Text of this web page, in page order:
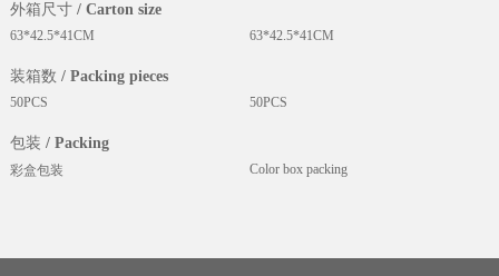
外箱尺寸 / Carton size
63*42.5*41CM 63*42.5*41CM
装箱数 / Packing pieces
50PCS 50PCS
包装 / Packing
彩盒包装 Color box packing